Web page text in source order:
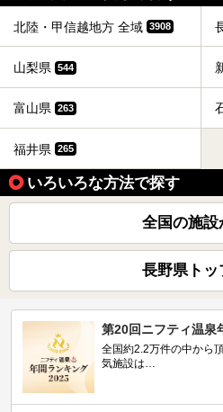
北陸・甲信越地方 全域 3908
山梨県 544
富山県 263
福井県 265
いろいろな方法で探す
全国の施設
長野県トッ
第20回ニフティ温泉
全国約2.2万件の中から
気施設は…